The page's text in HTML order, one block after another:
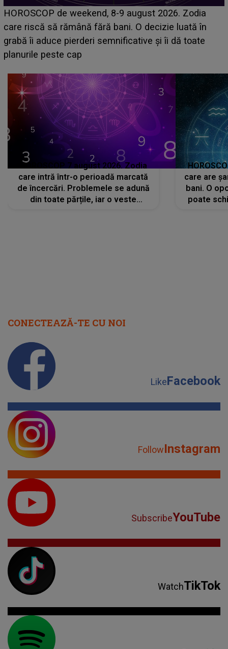
Emanuel a ținut ACEST DETALIU ASCUNS până
acum! În fața Alexandrei, concurentul din Casa Iubirii
face o MĂRTURISIRE NEAȘTEPTATĂ despre mama
sa: "I-am spus și ei în față, eu nu te iubesc pentru
HOROSCOP 7 august 2026. Zodia
care intră într-o perioadă marcată
de încercări. Problemele se adună
din toate părțile, iar o veste
care are
bani. O
poate
CONECTEAZĂ-TE CU NOI
LikeFacebook
FollowInstagram
SubscribeYouTube
WatchTikTok